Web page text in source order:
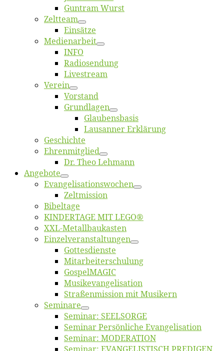
Gun­tram Wurst
Zelt­team
Ein­sät­ze
Me­di­en­ar­beit
INFO
Ra­dio­sen­dung
Live­stream
Ver­ein
Vor­stand
Grund­la­gen
Glaubens­ba­sis
Lausan­ner Erklärung
Ge­schich­te
Eh­ren­mit­glied
Dr. Theo Lehmann
An­ge­bo­te
Evangelisa­tions­wo­chen
Zelt­mis­si­on
Bi­bel­ta­ge
KINDERTAGE MIT LEGO®
XXL-Me­­tal­l­­bau­­kas­­ten
Einzelver­an­stal­tungen
Got­tes­diens­te
Mitarbeiter­schulung
Gos­pel­MA­GIC
Musikevan­ge­li­sa­tion
Straßenmis­sion mit Musikern
Se­mi­na­re
Se­mi­nar: SEELSORGE
Se­mi­nar Per­sön­li­che Evangelisation
Se­mi­nar: MODERATION